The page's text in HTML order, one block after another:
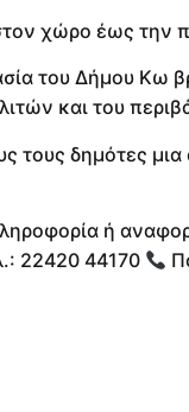
χώρο έως την
του Δήμου Κω
και του
τους δημότες
ή
22420 44170